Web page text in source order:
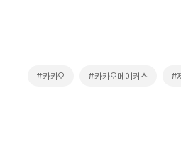
#카카오 #카카오메이커스 #